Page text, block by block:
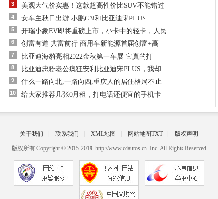
3 美观大气价实惠！这款超高性价比SUV不能错过
4 女车主秋日出游 小鹏G3i和比亚迪宋PLUS
5 开瑞小象EV即将重磅上市，小卡中的轻卡，人民
6 创富有道 共富前行 商用车新能源首届创富+高
7 比亚迪海豹亮相2022金秋第一车展 它真的打
8 比亚迪忠粉老公疯狂安利比亚迪宋PLUS，我却
9 什么一路向北,一路向西,重庆人的居住格局不止
10 给大家推荐几张0月租，打电话还便宜的手机卡
关于我们 联系我们 XML地图 网站地图TXT 版权声明
版权所有 Copyright © 2015-2019 http://www.cdautos.cn Inc. All Rights Reserved